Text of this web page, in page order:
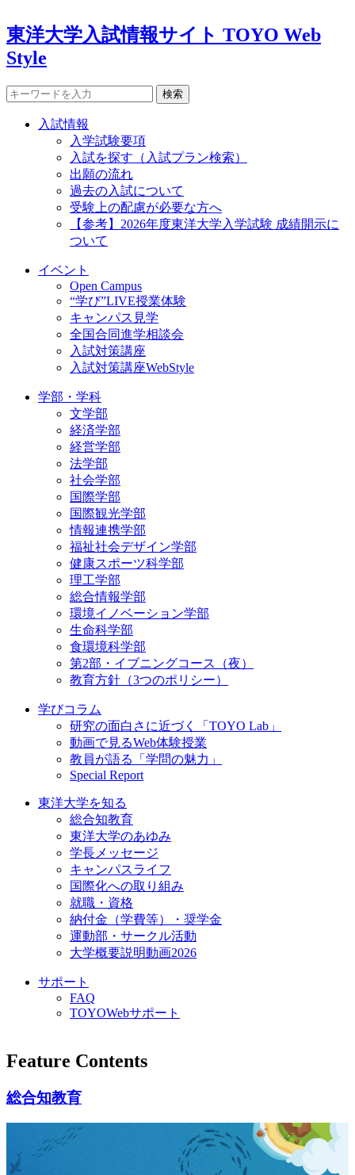
東洋大学入試情報サイト TOYO Web
Style
検索
入試情報
入学試験要項
入試を探す（入試プラン検索）
出願の流れ
過去の入試について
受験上の配慮が必要な方へ
【参考】2026年度東洋大学入学試験 成績開示に
ついて
イベント
Open Campus
“学び”LIVE授業体験
キャンパス見学
全国合同進学相談会
入試対策講座
入試対策講座WebStyle
学部・学科
文学部
経済学部
経営学部
法学部
社会学部
国際学部
国際観光学部
情報連携学部
福祉社会デザイン学部
健康スポーツ科学部
理工学部
総合情報学部
環境イノベーション学部
生命科学部
食環境科学部
第2部・イブニングコース（夜）
教育方針（3つのポリシー）
学びコラム
研究の面白さに近づく「TOYO Lab」
動画で見るWeb体験授業
教員が語る「学問の魅力」
Special Report
東洋大学を知る
総合知教育
東洋大学のあゆみ
学長メッセージ
キャンパスライフ
国際化への取り組み
就職・資格
納付金（学費等）・奨学金
運動部・サークル活動
大学概要説明動画2026
サポート
FAQ
TOYOWebサポート
Feature Contents
総合知教育